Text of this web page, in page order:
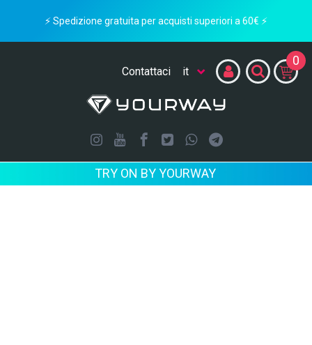
⚡ Spedizione gratuita per acquisti superiori a 60€ ⚡
Contattaci
0
TRY ON BY YOURWAY